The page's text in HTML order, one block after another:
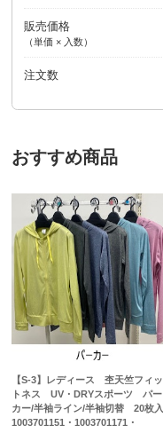
販売価格
（単価 × 入数）
注文数
おすすめ商品
【S-3】レディース 杢天竺フィッ
トネス UV・DRYスポーツ パー
カー/半袖ライン/半袖切替 20枚入
1003701151・1003701171・